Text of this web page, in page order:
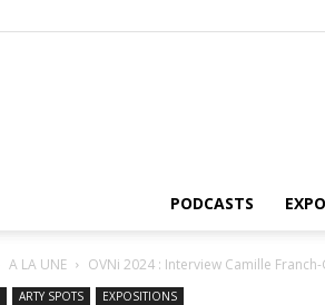
PODCASTS
A LA UNE OVNi 2024 : Interview Camille
ARTY SPOTS EXPOSITIONS